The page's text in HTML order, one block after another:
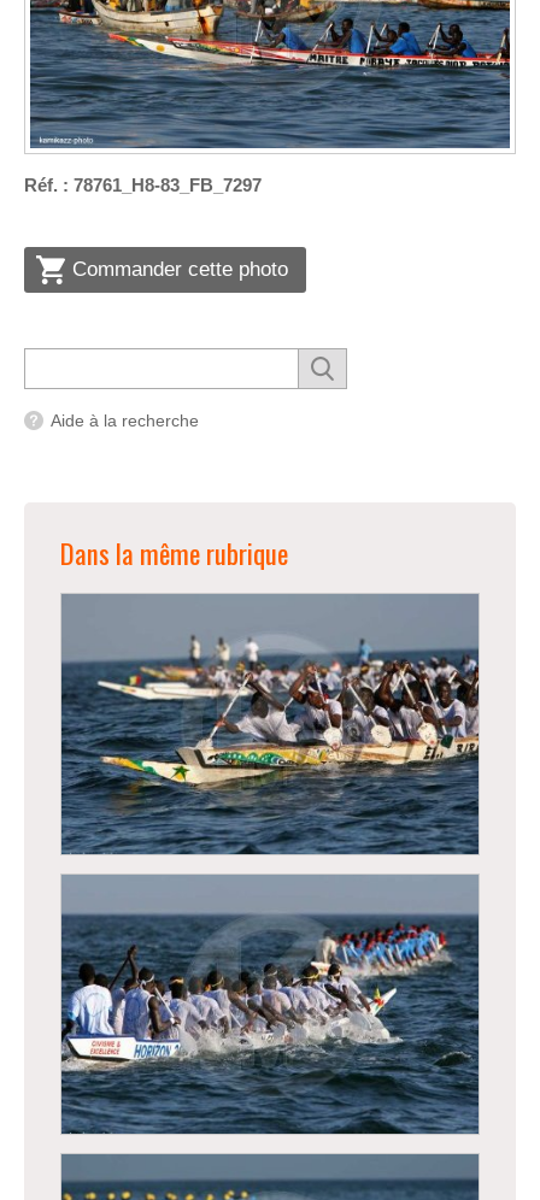
Réf. : 78761_H8-83_FB_7297
Commander cette photo
Aide à la recherche
Dans la même rubrique
Régates de Dakar, course traditionnelle de
pirogues